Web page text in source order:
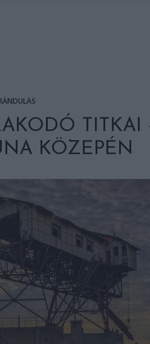
TITKAI
KÖZEPÉN